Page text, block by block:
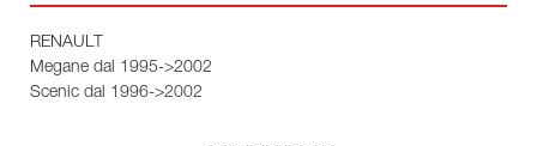
RENAULT
Megane dal 1995->2002
Scenic dal 1996->2002